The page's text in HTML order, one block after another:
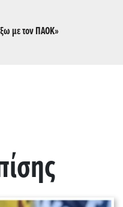
με τον ΠΑΟΚ»